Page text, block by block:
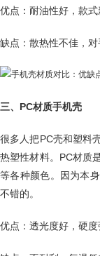
优点：耐油性好，款式
缺点：散热性不佳，对
三、PC材质手机壳
很多人把PC壳和塑料
热塑性材料。PC材质
等各种颜色。因为本
不错的。
优点：透光度好，硬